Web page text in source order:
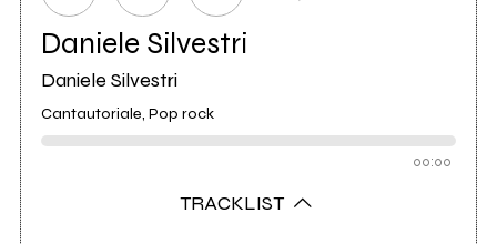
Daniele Silvestri
Daniele Silvestri
Cantautoriale, Pop rock
00:00
TRACKLIST